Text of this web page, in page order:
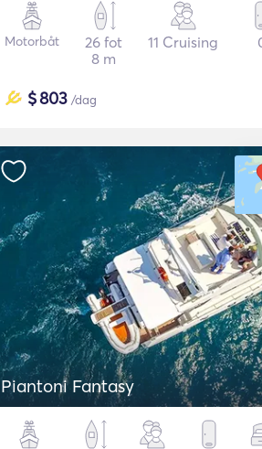
Motorbåt
26 fot
8 m
11 Cruising
$803 /dag
Piantoni Fantasy